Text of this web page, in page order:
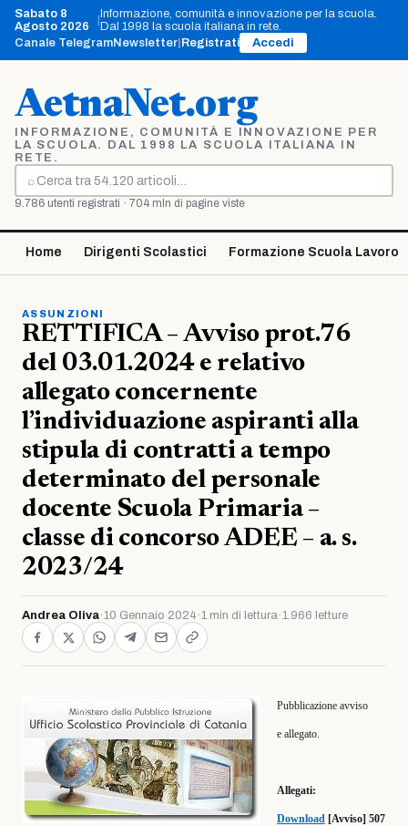
Vai
contenuto
Sabato 8
Agosto 2026
Informazione, comunità e innovazione per la scuola.
Dal 1998 la scuola italiana in rete.
Canale TelegramNewsletter Registrati Accedi
AetnaNet.org
INFORMAZIONE, COMUNITÀ E INNOVAZIONE PER
LA SCUOLA. DAL 1998 LA SCUOLA ITALIANA IN
RETE.
⌕
Cerca
9.786 utenti registrati · 704 mln di pagine viste
Home Dirigenti Scolastici Formazione Scuola Lavoro
ASSUNZIONI
RETTIFICA – Avviso prot.76
del 03.01.2024 e relativo
allegato concernente
l’individuazione aspiranti alla
stipula di contratti a tempo
determinato del personale
docente Scuola Primaria –
classe di concorso ADEE – a. s.
2023/24
Andrea Oliva·10 Gennaio 2024 ·1 min di lettura·1.966 letture
Pubblicazione avviso
e allegato.
Allegati:
Download [Avviso] 507